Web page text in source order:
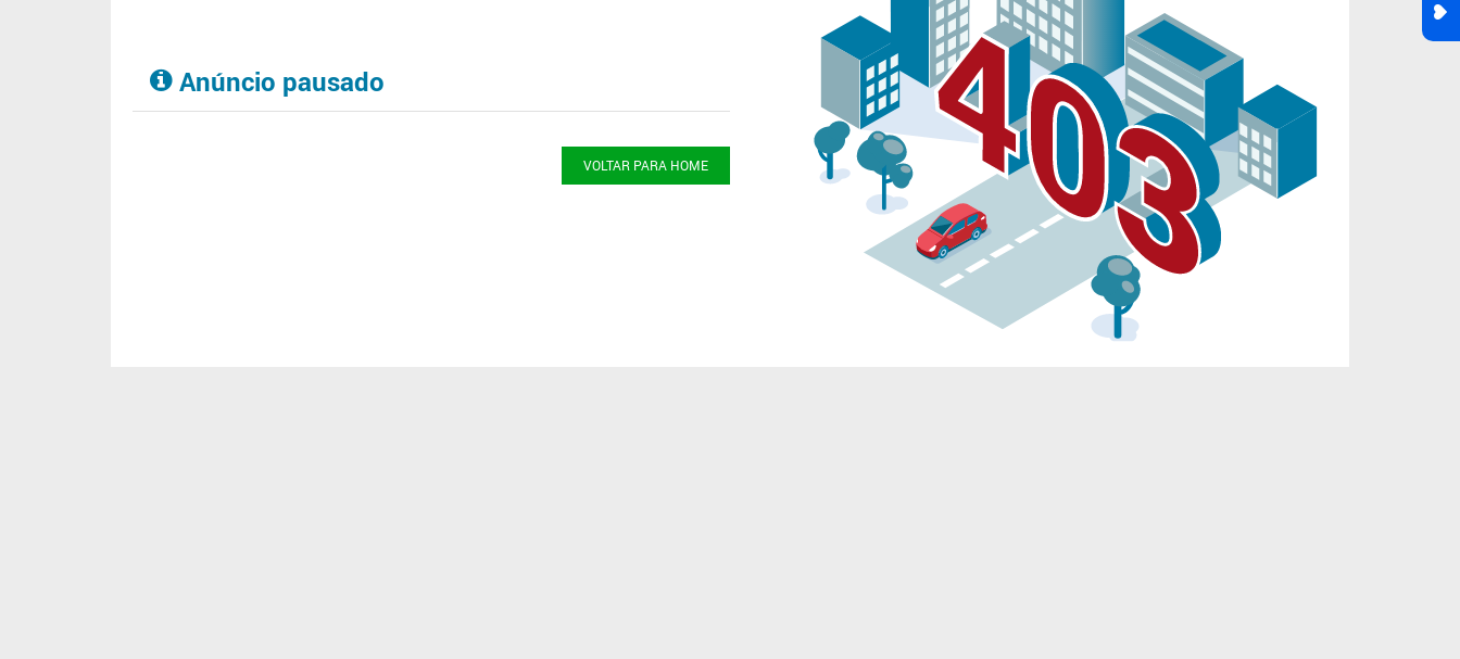
Anúncio pausado
VOLTAR PARA HOME